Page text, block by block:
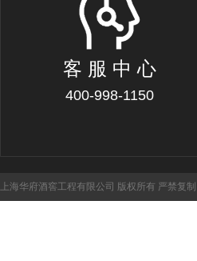
客 服 中 心
400-998-1150
上海华府酒窖工程有限公司 版权所有 严禁复制